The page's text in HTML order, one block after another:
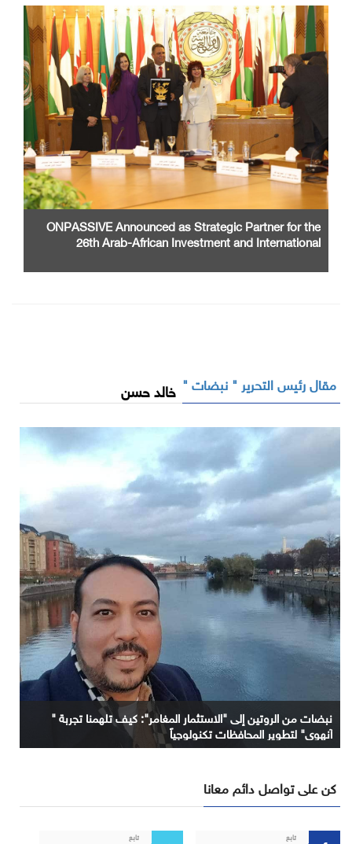
ONPASSIVE Announced as Strategic Partner for the
26th Arab-African Investment and International
مقال رئيس التحرير " نبضات " خالد حسن
نبضات من الروتين إلى "الاستثمار المغامر": كيف تلهمنا تجربة "
آنهوي" لتطوير المحافظات تكنولوجياً
كن على تواصل دائم معانا
تابع تابع